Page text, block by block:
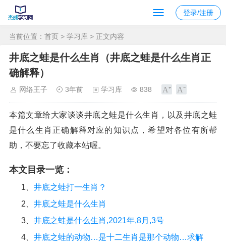
登录/注册
当前位置： 首页 > 学习库 > 正文内容
井底之蛙是什么生肖（井底之蛙是什么生肖正
确解释）
网络王子 3年前 学习库 838
本篇文章给大家谈谈井底之蛙是什么生肖，以及井底之蛙
是什么生肖正确解释对应的知识点，希望对各位有所帮
助，不要忘了收藏本站喔。
本文目录一览：
1、 井底之蛙打一生肖？
2、 井底之蛙是什么生肖
3、 井底之蛙是什么生肖,2021年,8月,3号
4、 井底之蛙的动物…是十二生肖是那个动物…求解